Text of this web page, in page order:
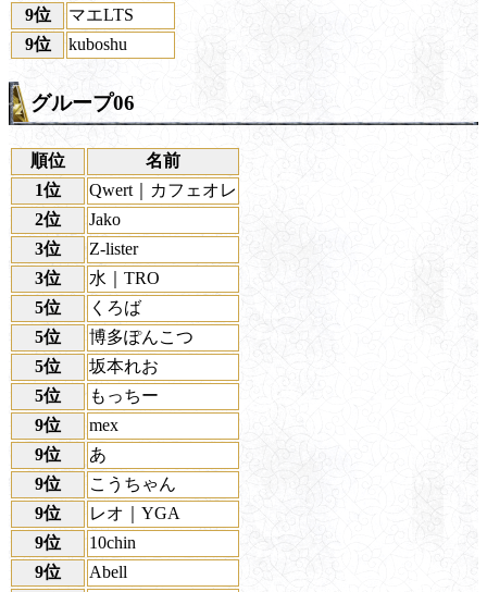
9位
マエLTS
9位
kuboshu
グループ06
順位
名前
1位
Qwert｜カフェオレ
2位
Jako
3位
Z-lister
3位
水｜TRO
5位
くろば
5位
博多ぽんこつ
5位
坂本れお
5位
もっちー
9位
mex
9位
あ
9位
こうちゃん
9位
レオ｜YGA
9位
10chin
9位
Abell